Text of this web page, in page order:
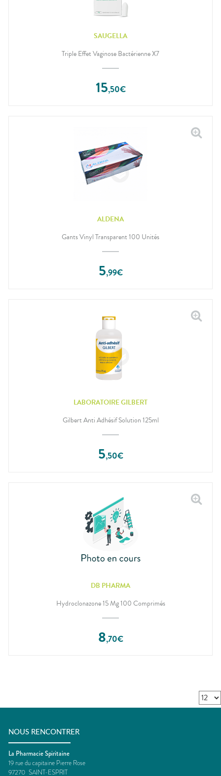
SAUGELLA
Triple Effet Vaginose Bactérienne X7
15,50€
ALDENA
Gants Vinyl Transparent 100 Unités
5,99€
LABORATOIRE GILBERT
Gilbert Anti Adhésif Solution 125ml
5,50€
DB PHARMA
Hydroclonazone 15 Mg 100 Comprimés
8,70€
NOUS RENCONTRER
La Pharmacie Spiritaine
19 rue du capitaine Pierre Rose
97270 SAINT-ESPRIT